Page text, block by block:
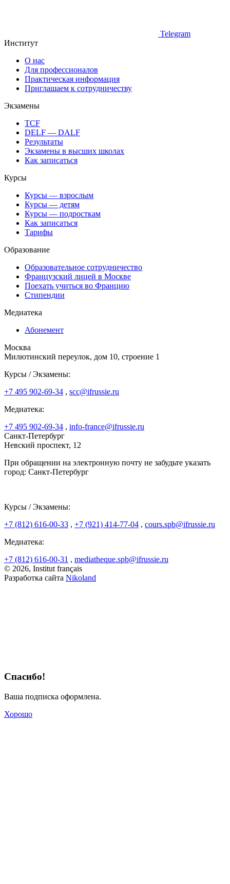
Telegram
Институт
О нас
Для профессионалов
Практическая информация
Приглашаем к сотрудничеству
Экзамены
TCF
DELF — DALF
Результаты
Экзамены в высших школах
Как записаться
Курсы
Курсы — взрослым
Курсы — детям
Курсы — подросткам
Как записаться
Тарифы
Образование
Образовательное сотрудничество
Французский лицей в Москве
Поехать учиться во Францию
Стипендии
Медиатека
Абонемент
Москва
Милютинский переулок, дом 10, строение 1
Курсы / Экзамены:
+7 495 902-69-34 , scc@ifrussie.ru
Медиатека:
+7 495 902-69-34 , info-france@ifrussie.ru
Санкт-Петербург
Невский проспект, 12
При обращении на электронную почту не забудьте указать
город: Санкт-Петербург
Курсы / Экзамены:
+7 (812) 616-00-33 , +7 (921) 414-77-04 , cours.spb@ifrussie.ru
Медиатека:
+7 (812) 616-00-31 , mediatheque.spb@ifrussie.ru
© 2026, Institut français
Разработка сайта Nikoland
Спасибо!
Ваша подписка оформлена.
Хорошо